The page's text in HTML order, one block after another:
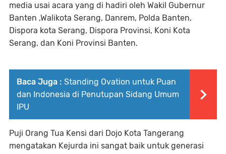
media usai acara yang di hadiri oleh Wakil Gubernur
Banten ,Walikota Serang, Danrem, Polda Banten,
Dispora kota Serang, Dispora Provinsi, Koni Kota
Serang, dan Koni Provinsi Banten.
Baca Juga : Standing Ovation untuk Puan
dan Indonesia di Penutupan Sidang Umum
IPU
Puji Orang Tua Kensi dari Dojo Kota Tangerang
mengatakan Kejurda ini sangat baik untuk generasi